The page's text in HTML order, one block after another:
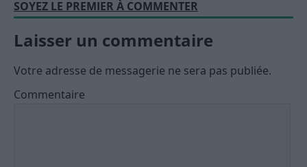
SOYEZ LE PREMIER À COMMENTER
Laisser un commentaire
Votre adresse de messagerie ne sera pas publiée.
Commentaire